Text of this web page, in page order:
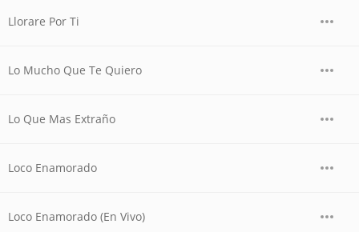
Llorare Por Ti
Lo Mucho Que Te Quiero
Lo Que Mas Extraño
Loco Enamorado
Loco Enamorado (En Vivo)